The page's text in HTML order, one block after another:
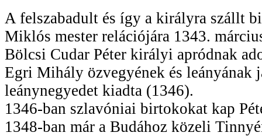
A felszabadult és így a királyra szállt
Miklós mester relációjára 1343.
Bölcsi Cudar Péter királyi apródnak
Egri Mihály özvegyének és leányának
leánynegyedet kiadta (1346).
1346-ban szlavóniai birtokokat kap
1348-ban már a Budához közeli